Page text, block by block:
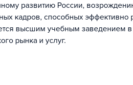
развитию России,
кадров, способных эффективно
высшим учебным заведением в
рынка и услуг.